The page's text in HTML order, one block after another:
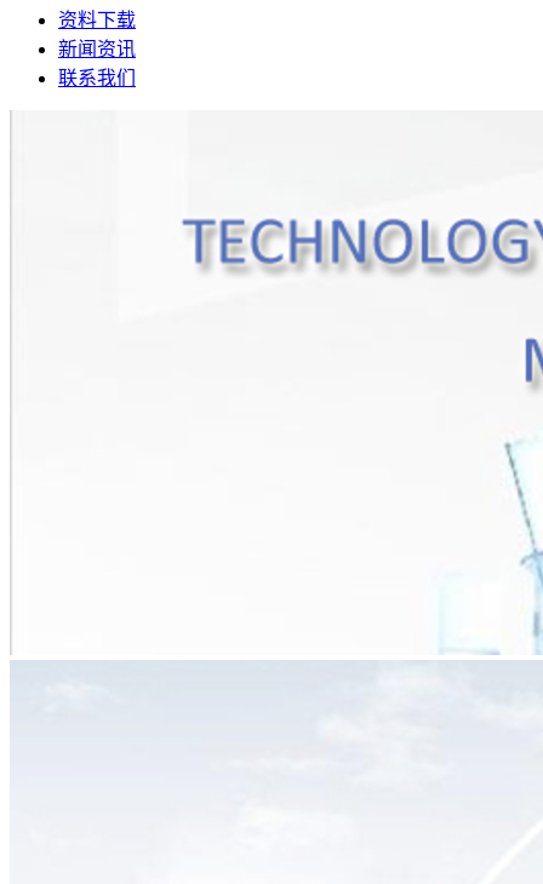
资料下载
新闻资讯
联系我们